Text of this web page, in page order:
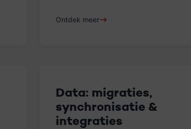
Ontdek meer
Data: migraties,
synchronisatie &
integraties